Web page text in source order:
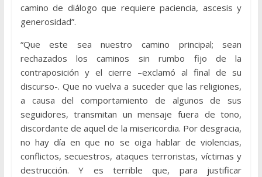
camino de diálogo que requiere paciencia, ascesis y
generosidad”.
“Que este sea nuestro camino principal; sean
rechazados los caminos sin rumbo fijo de la
contraposición y el cierre –exclamó al final de su
discurso-. Que no vuelva a suceder que las religiones,
a causa del comportamiento de algunos de sus
seguidores, transmitan un mensaje fuera de tono,
discordante de aquel de la misericordia. Por desgracia,
no hay día en que no se oiga hablar de violencias,
conflictos, secuestros, ataques terroristas, víctimas y
destrucción. Y es terrible que, para justificar